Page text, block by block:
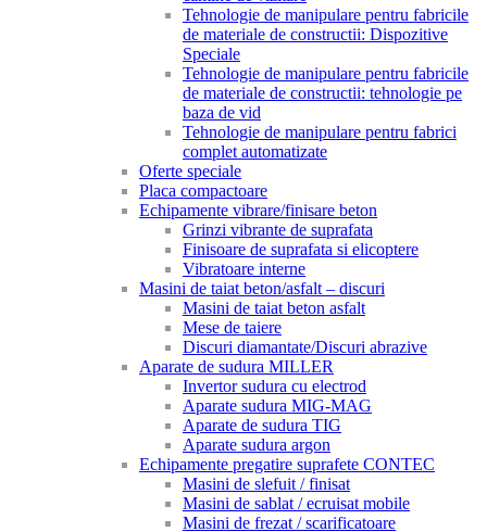
Tehnologie de manipulare pentru fabricile
de materiale de constructii: Dispozitive
Speciale
Tehnologie de manipulare pentru fabricile
de materiale de constructii: tehnologie pe
baza de vid
Tehnologie de manipulare pentru fabrici
complet automatizate
Oferte speciale
Placa compactoare
Echipamente vibrare/finisare beton
Grinzi vibrante de suprafata
Finisoare de suprafata si elicoptere
Vibratoare interne
Masini de taiat beton/asfalt – discuri
Masini de taiat beton asfalt
Mese de taiere
Discuri diamantate/Discuri abrazive
Aparate de sudura MILLER
Invertor sudura cu electrod
Aparate sudura MIG-MAG
Aparate de sudura TIG
Aparate sudura argon
Echipamente pregatire suprafete CONTEC
Masini de slefuit / finisat
Masini de sablat / ecruisat mobile
Masini de frezat / scarificatoare